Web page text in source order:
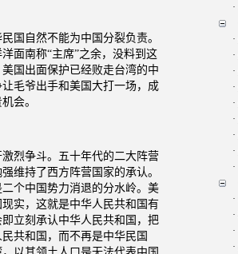
国自然不能为中国分裂负责。
面南称“主席”之余，没料到这
国出面保护已经败走台湾的中
毛爷出手和美国大打一场，成
会。
烈争斗。五十年代的二大阵营
维持了西方阵营国家的承认。
个中国势力消退的分水岭。美
实，这就是中华人民共和国有
立刻承认中华人民共和国，把
共和国，而不再是中华民国